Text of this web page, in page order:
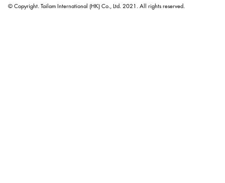
© Copyright. Tailam International (HK) Co., Ltd. 2021. All rights reserved.